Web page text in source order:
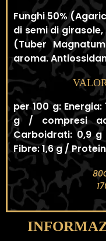
Funghi 50%
di semi di
(Tuber
aroma.
per 100 g:
g / compresi
Carboidrati: 0,9
Fibre: 1,6 g /